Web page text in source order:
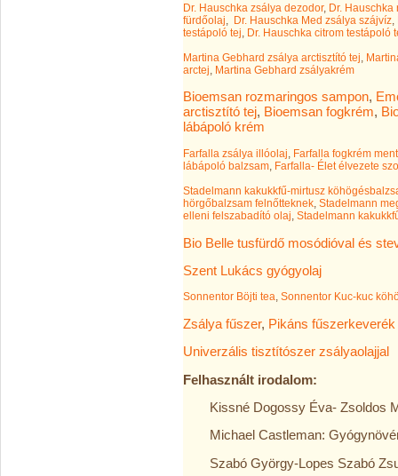
Dr. Hauschka zsálya dezodor, Dr. Hauschka
fürdőolaj
Dr. Hauschka Med zsálya szájvíz
testápoló tej Dr. Hauschka citrom testápoló
Martina Gebhard zsálya arctisztító tej,
arctej, Martina Gebhard zsályakrém
Bioemsan rozmaringos sampon,
arctisztító tej, Bioemsan fogkrém,
lábápoló krém
Farfalla zsálya illóolaj, Farfalla fogkrém
lábápoló balzsam, Farfalla- Élet élvezete
Stadelmann kakukkfű-mirtusz
hörgőbalzsam felnőtteknek, Stadelmann
elleni felszabadító olaj, Stadelmann
Bio Belle tusfürdő mosódióval és
Szent Lukács gyógyolaj
Sonnentor Böjti tea, Sonnentor Kuc-kuc
Zsálya fűszer, Pikáns fűszerkeverék
Univerzális tisztítószer zsályaolajjal
Felhasznált irodalom:
Kissné Dogossy Éva- Zsoldos
Michael Castleman:
Szabó György-Lopes Szabó